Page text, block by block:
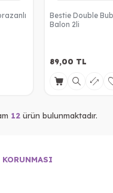
Bestie Double
Balon 2li
89,00 TL
12 ürün bulunmaktadır.